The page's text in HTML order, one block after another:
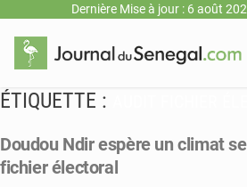
Dernière Mise à jour : 6 août
ÉTIQUETTE :
Doudou Ndir espère un climat
fichier électoral